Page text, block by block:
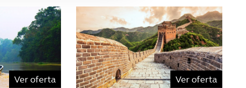
apenas com o seu
a prestar.
na sua experiência de
Ver oferta Ver oferta